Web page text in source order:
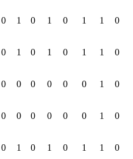
0 1 0 1 0 1 1 0
0 1 0 1 0 1 1 0
0 0 0 0 0 0 1 0
0 0 0 0 0 0 1 0
0 1 0 1 0 1 1 0